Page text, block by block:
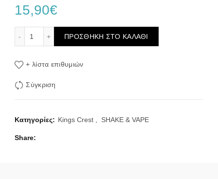
15,90€
ΠΡΟΣΘΉΚΗ ΣΤΟ ΚΑΛΆΘΙ
+ λίστα επιθυμιών
Σύγκριση
Κατηγορίες: Kings Crest SHAKE & VAPE
Share